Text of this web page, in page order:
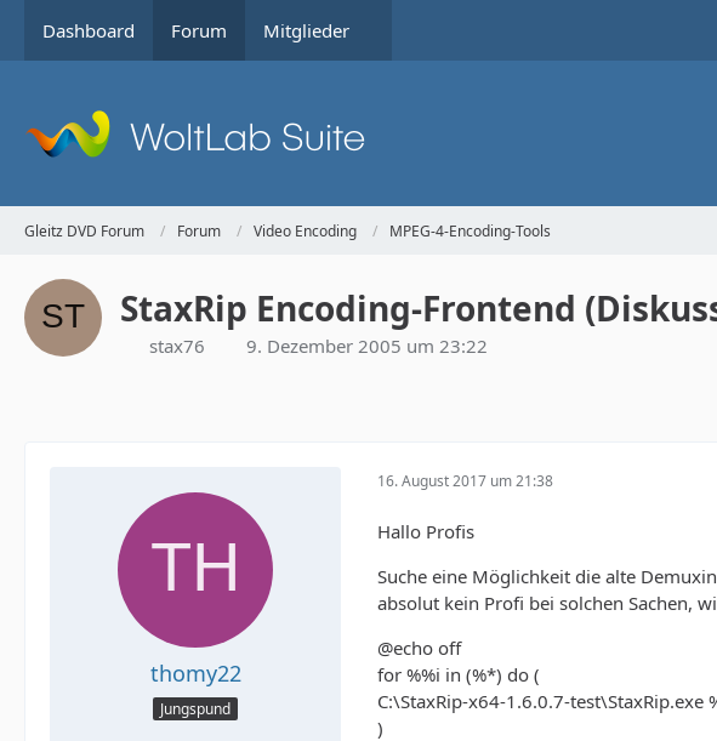
Dashboard Forum Mitglieder
Gleitz DVD Forum Forum Video Encoding MPEG-4-Encoding-Tools
StaxRip Encoding-Frontend
stax76 9. Dezember 2005 um 23:22
thomy22
Jungspund
16. August 2017 um 21:38
Hallo Profis
Suche eine Möglichkeit die alte
absolut kein Profi bei solchen Sachen,
@echo off
for %%i in (%*) do (
C:\StaxRip-x64-1.6.0.7-test\StaxRip.exe
)